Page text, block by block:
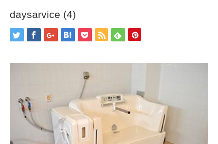
daysarvice (4)